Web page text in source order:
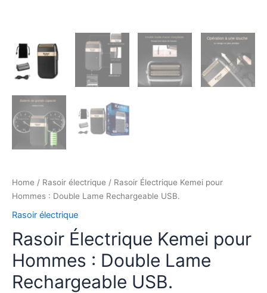
Home / Rasoir électrique / Rasoir Électrique Kemei pour
Hommes : Double Lame Rechargeable USB.
Rasoir électrique
Rasoir Électrique Kemei pour
Hommes : Double Lame
Rechargeable USB.